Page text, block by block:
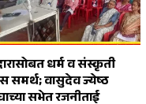
धर्म व संस्कृती
समर्थ; वासुदेव ज्येष्ठ
सभेत रजनीताई